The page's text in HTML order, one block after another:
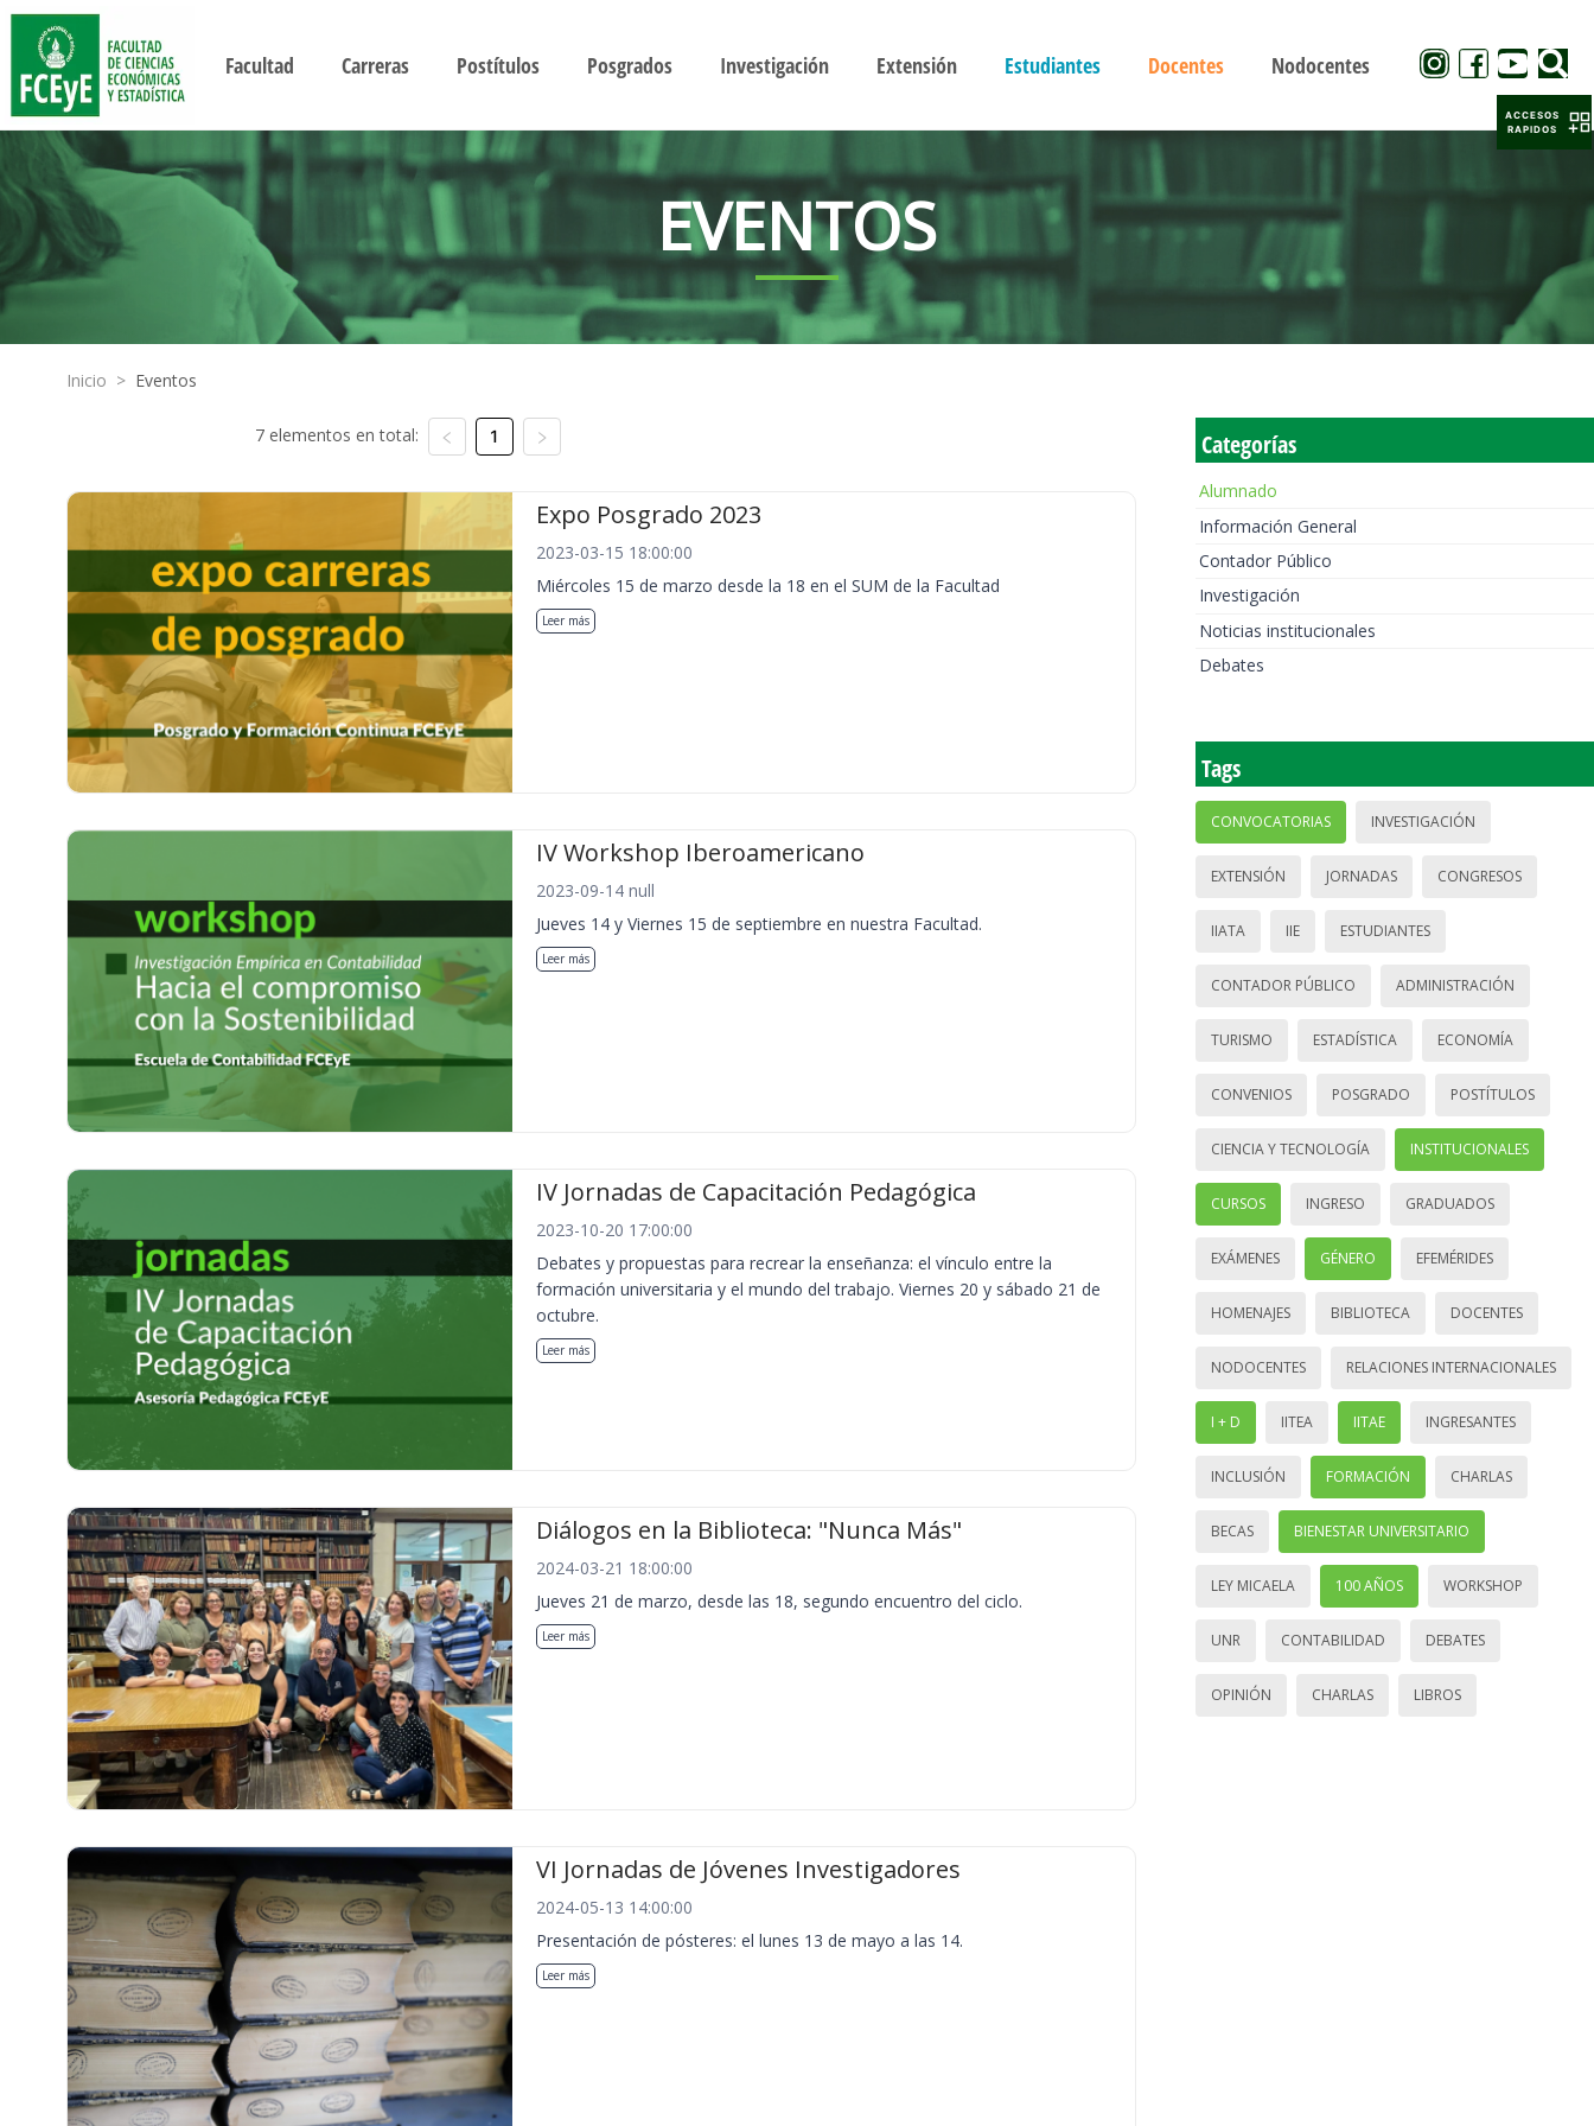
Facultad Carreras Postítulos Posgrados Investigación Extensión Estudiantes Docentes Nodocentes
EVENTOS
Inicio > Eventos
7 elementos en total: 1
Expo Posgrado 2023
2023-03-15 18:00:00
Miércoles 15 de marzo desde la 18 en el SUM de la Facultad
Leer más
IV Workshop Iberoamericano
2023-09-14 null
Jueves 14 y Viernes 15 de septiembre en nuestra Facultad.
Leer más
IV Jornadas de Capacitación Pedagógica
2023-10-20 17:00:00
Debates y propuestas para recrear la enseñanza: el vínculo entre la
formación universitaria y el mundo del trabajo. Viernes 20 y sábado 21 de
octubre.
Leer más
Diálogos en la Biblioteca: "Nunca Más"
2024-03-21 18:00:00
Jueves 21 de marzo, desde las 18, segundo encuentro del ciclo.
Leer más
VI Jornadas de Jóvenes Investigadores
2024-05-13 14:00:00
Presentación de pósteres: el lunes 13 de mayo a las 14.
Leer más
Categorías
Alumnado
Información General
Contador Público
Investigación
Noticias institucionales
Debates
Tags
CONVOCATORIAS INVESTIGACIÓN
EXTENSIÓN JORNADAS CONGRESOS
IIATA IIE ESTUDIANTES
CONTADOR PÚBLICO ADMINISTRACIÓN
TURISMO ESTADÍSTICA ECONOMÍA
CONVENIOS POSGRADO POSTÍTULOS
CIENCIA Y TECNOLOGÍA INSTITUCIONALES
CURSOS INGRESO GRADUADOS
EXÁMENES GÉNERO EFEMÉRIDES
HOMENAJES BIBLIOTECA DOCENTES
NODOCENTES RELACIONES INTERNACIONALES
I + D IITEA IITAE INGRESANTES
INCLUSIÓN FORMACIÓN CHARLAS
BECAS BIENESTAR UNIVERSITARIO
LEY MICAELA 100 AÑOS WORKSHOP
UNR CONTABILIDAD DEBATES
OPINIÓN CHARLAS LIBROS
ACCESOS
RAPIDOS